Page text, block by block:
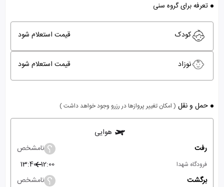
تعرفه برای گروه سنی
کودک قیمت استعلام شود
نوزاد قیمت استعلام شود
حمل و نقل ( امکان تغییر پروازها در رزرو وجود خواهد داشت )
هوایی
رفت
نامشخص
فرودگاه شهدا 12:00
13:40
برگشت
نامشخص